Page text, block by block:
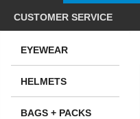
CUSTOMER SERVICE
EYEWEAR
HELMETS
BAGS + PACKS